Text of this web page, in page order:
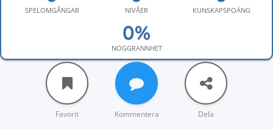
SPELOMGÅNGAR NIVÅER KUNSKAPSPOÄNG
NOGGRANNHET
Favorit Kommentera Dela